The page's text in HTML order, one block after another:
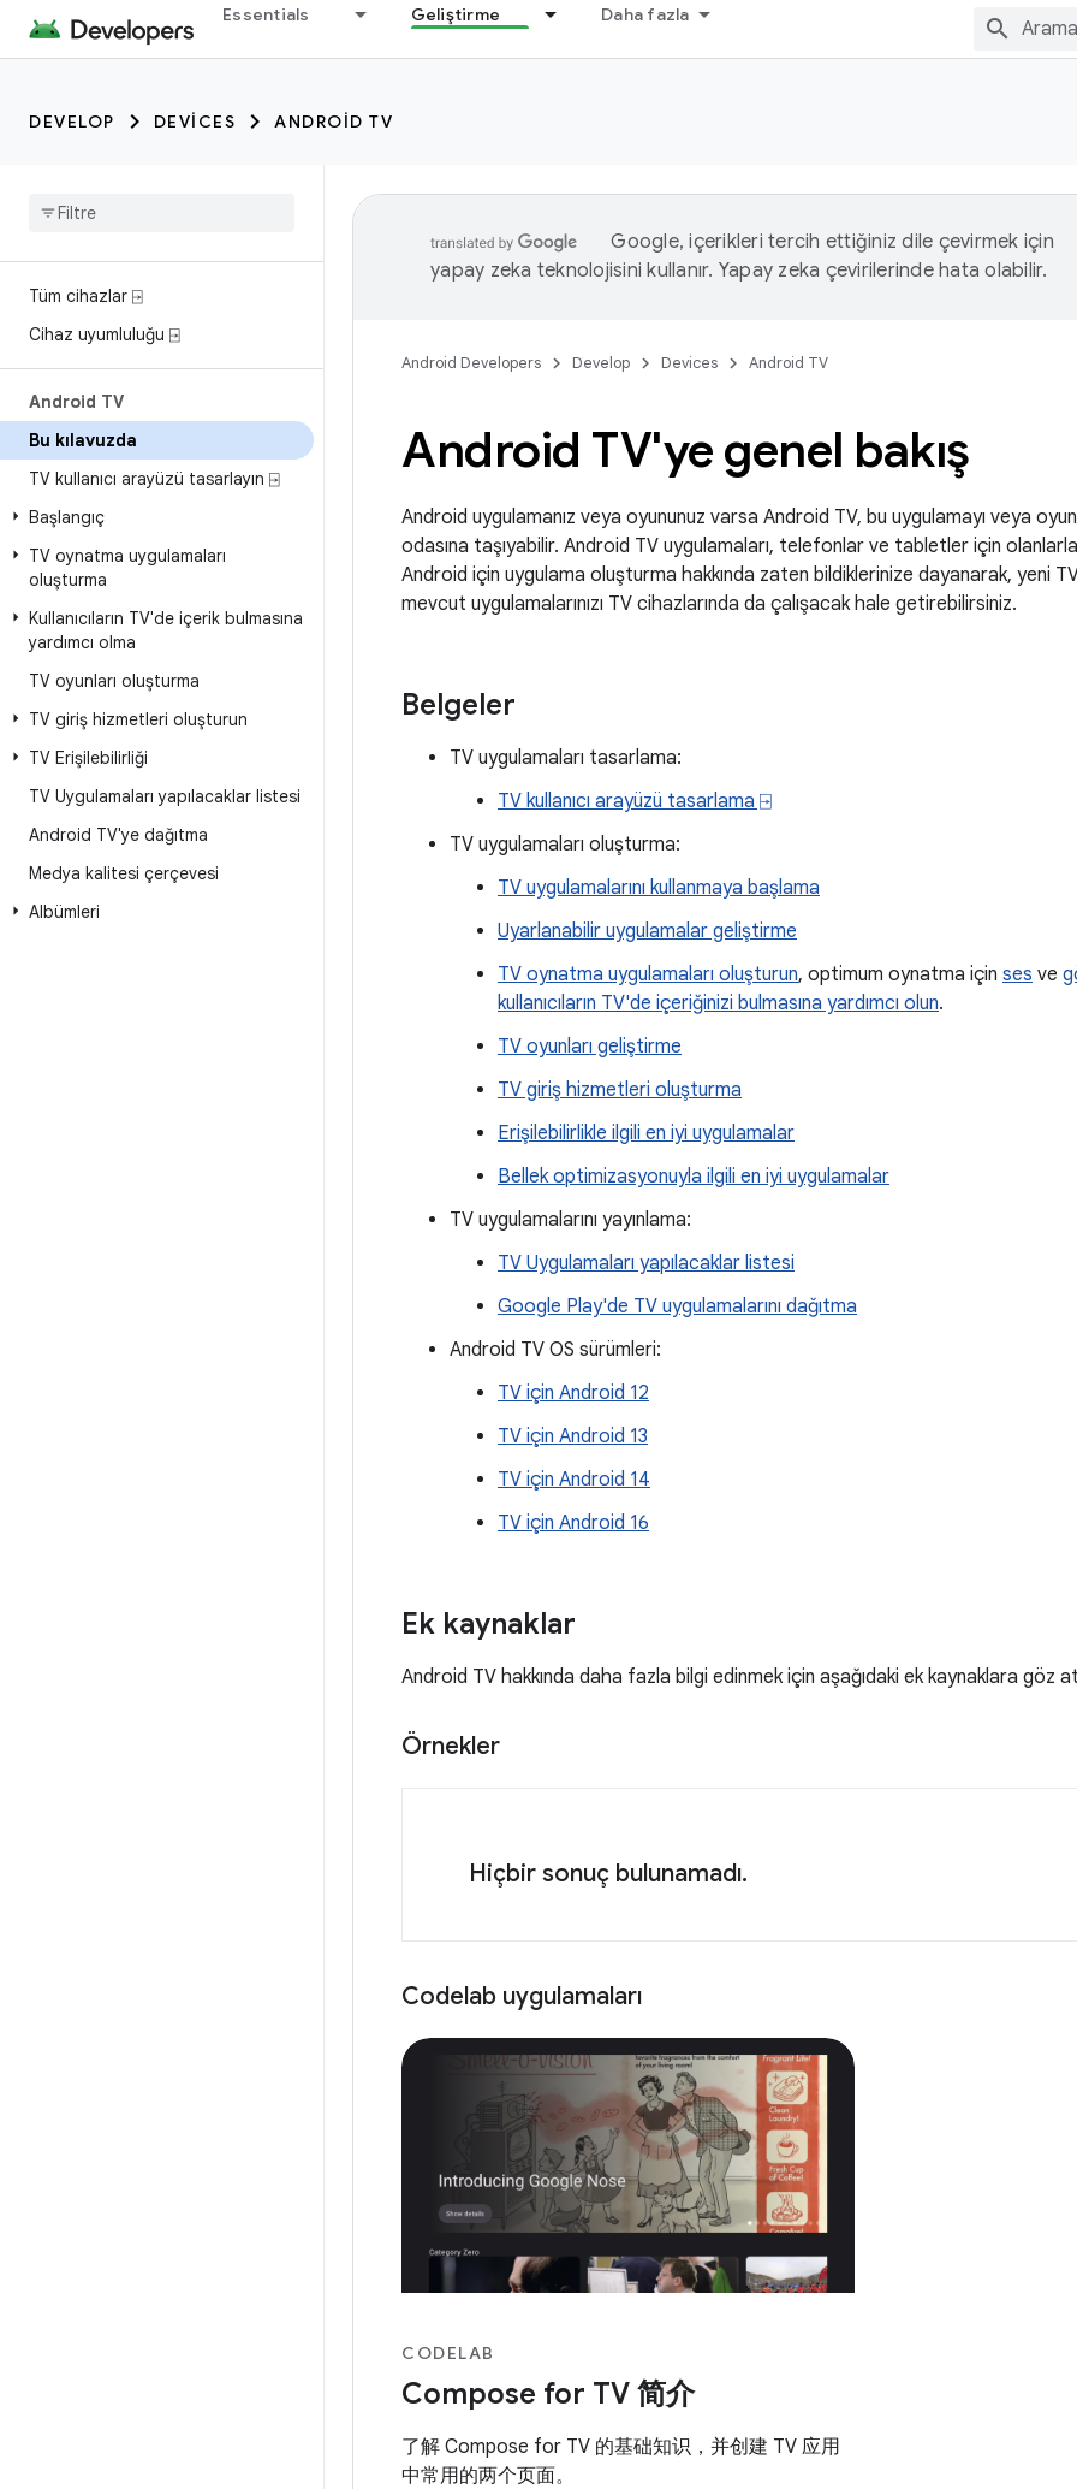
Essentials Geliştirme Daha fazla
DEVELOP DEVICES ANDROID TV
Tüm cihazlar ⍈
Cihaz uyumluluğu ⍈
Android TV
Bu kılavuzda
TV kullanıcı arayüzü tasarlayın ⍈
Başlangıç
TV oynatma uygulamaları
oluşturma
Kullanıcıların TV'de içerik bulmasına
yardımcı olma
TV oyunları oluşturma
TV giriş hizmetleri oluşturun
TV Erişilebilirliği
TV Uygulamaları yapılacaklar listesi
Android TV'ye dağıtma
Medya kalitesi çerçevesi
Albümleri
Google, içerikleri tercih ettiğiniz dile çevirmek için
yapay zeka teknolojisini kullanır. Yapay zeka çevirilerinde hata olabilir.
Android Developers Develop Devices Android TV
Android TV'ye genel bakış
Android uygulamanız veya oyununuz varsa Android TV, bu uygulamayı veya oyunu
odasına taşıyabilir. Android TV uygulamaları, telefonlar ve tabletler için olanlarla
Android için uygulama oluşturma hakkında zaten bildiklerinize dayanarak, yeni
mevcut uygulamalarınızı TV cihazlarında da çalışacak hale getirebilirsiniz.
Belgeler
TV uygulamaları tasarlama:
TV kullanıcı arayüzü tasarlama ⍈
TV uygulamaları oluşturma:
TV uygulamalarını kullanmaya başlama
Uyarlanabilir uygulamalar geliştirme
TV oynatma uygulamaları oluşturun, optimum oynatma için ses ve
kullanıcıların TV'de içeriğinizi bulmasına yardımcı olun.
TV oyunları geliştirme
TV giriş hizmetleri oluşturma
Erişilebilirlikle ilgili en iyi uygulamalar
Bellek optimizasyonuyla ilgili en iyi uygulamalar
TV uygulamalarını yayınlama:
TV Uygulamaları yapılacaklar listesi
Google Play'de TV uygulamalarını dağıtma
Android TV OS sürümleri:
TV için Android 12
TV için Android 13
TV için Android 14
TV için Android 16
Ek kaynaklar
Android TV hakkında daha fazla bilgi edinmek için aşağıdaki ek kaynaklara göz
Örnekler
Hiçbir sonuç bulunamadı.
Codelab uygulamaları
CODELAB
Compose for TV 简介
了解 Compose for TV 的基础知识，并创建 TV 应用
中常用的两个页面。